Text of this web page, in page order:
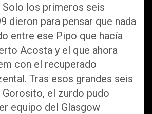
Solo los primeros seis
dieron para pensar que nada
entre ese Pipo que hacía
Acosta y el que ahora
con el recuperado
Tras esos grandes seis
Gorosito, el zurdo pudo
equipo del Glasgow